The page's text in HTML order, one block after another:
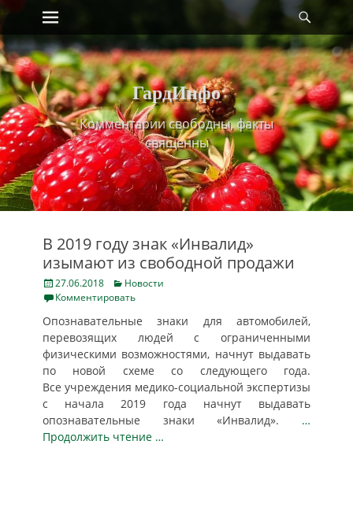
Skip
content
Primary Menu
ГардИнфо
Комментарии свободны, факты
священны
В 2019 году знак «Инвалид»
изымают из свободной продажи
Posted
on
27.06.2018 Categories
Новости
Комментировать
Опознавательные знаки для автомобилей,
перевозящих людей с ограниченными
физическими возможностями, начнут выдавать
по новой схеме со следующего года.
Все учреждения медико-социальной экспертизы
с начала 2019 года начнут выдавать
опознавательные знаки «Инвалид». …
Продолжить чтение …